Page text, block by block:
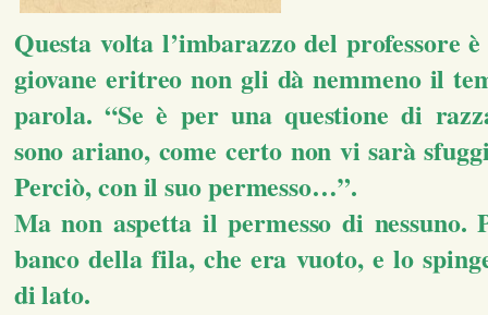
Questa volta l’imbarazzo del professore
giovane eritreo non gli dà nemmeno il
parola. “Se è per una questione di
sono ariano, come certo non vi sarà
Perciò, con il suo permesso…”.
Ma non aspetta il permesso di nessuno.
banco della fila, che era vuoto, e lo
di lato.